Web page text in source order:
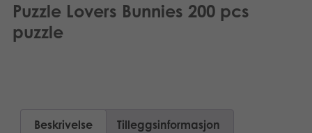
Leker
MediaEnglish
Nederlands
Puzzle Lovers Bunnies 200 pcs
puzzle
Beskrivelse Tilleggsinformasjon